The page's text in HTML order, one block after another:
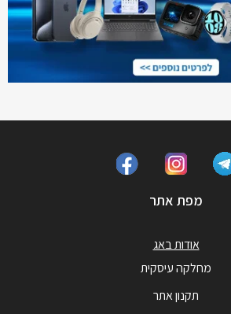
מפת אתר
אודות באג
מחלקה עיסקית
תקנון אתר